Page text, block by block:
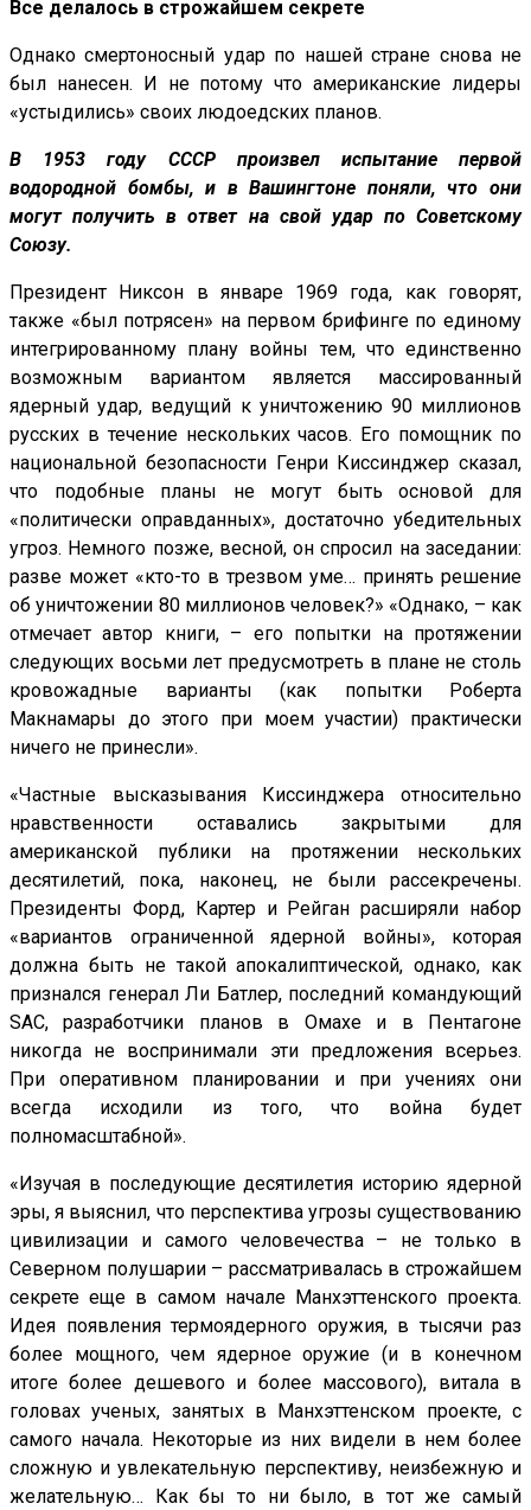
Все делалось в строжайшем секрете
Однако смертоносный удар по нашей стране снова не
был нанесен. И не потому что американские лидеры
«устыдились» своих людоедских планов.
В 1953 году СССР произвел испытание первой
водородной бомбы, и в Вашингтоне поняли, что они
могут получить в ответ на свой удар по Советскому
Союзу.
Президент Никсон в январе 1969 года, как говорят,
также «был потрясен» на первом брифинге по единому
интегрированному плану войны тем, что единственно
возможным вариантом является массированный
ядерный удар, ведущий к уничтожению 90 миллионов
русских в течение нескольких часов. Его помощник по
национальной безопасности Генри Киссинджер сказал,
что подобные планы не могут быть основой для
«политически оправданных», достаточно убедительных
угроз. Немного позже, весной, он спросил на заседании:
разве может «кто-то в трезвом уме… принять решение
об уничтожении 80 миллионов человек?» «Однако, – как
отмечает автор книги, – его попытки на протяжении
следующих восьми лет предусмотреть в плане не столь
кровожадные варианты (как попытки Роберта
Макнамары до этого при моем участии) практически
ничего не принесли».
«Частные высказывания Киссинджера относительно
нравственности оставались закрытыми для
американской публики на протяжении нескольких
десятилетий, пока, наконец, не были рассекречены.
Президенты Форд, Картер и Рейган расширяли набор
«вариантов ограниченной ядерной войны», которая
должна быть не такой апокалиптической, однако, как
признался генерал Ли Батлер, последний командующий
SAC, разработчики планов в Омахе и в Пентагоне
никогда не воспринимали эти предложения всерьез.
При оперативном планировании и при учениях они
всегда исходили из того, что война будет
полномасштабной».
«Изучая в последующие десятилетия историю ядерной
эры, я выяснил, что перспектива угрозы существованию
цивилизации и самого человечества – не только в
Северном полушарии – рассматривалась в строжайшем
секрете еще в самом начале Манхэттенского проекта.
Идея появления термоядерного оружия, в тысячи раз
более мощного, чем ядерное оружие (и в конечном
итоге более дешевого и более массового), витала в
головах ученых, занятых в Манхэттенском проекте, с
самого начала. Некоторые из них видели в нем более
сложную и увлекательную перспективу, неизбежную и
желательную… Как бы то ни было, в тот же самый